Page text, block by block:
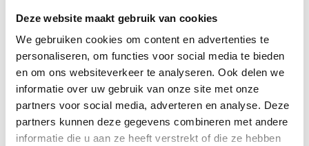
Deze website maakt gebruik van cookies
We gebruiken cookies om content en advertenties te
personaliseren, om functies voor social media te bieden
en om ons websiteverkeer te analyseren. Ook delen we
informatie over uw gebruik van onze site met onze
partners voor social media, adverteren en analyse. Deze
partners kunnen deze gegevens combineren met andere
informatie die u aan ze heeft verstrekt of die ze hebben
Productspecificaties